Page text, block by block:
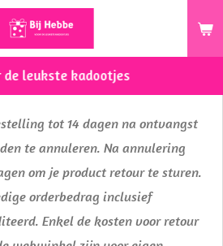
de leukste kadootjes
tot 14 dagen na ontvangst
te annuleren. Na annulering
om je product retour te sturen.
orderbedrag inclusief
Enkel de kosten voor retour